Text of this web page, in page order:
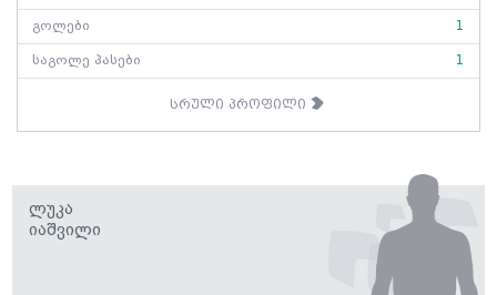
გოლები 1
საგოლე პასები 1
სრული პროფილი
Ლუკა
Იაშვილი